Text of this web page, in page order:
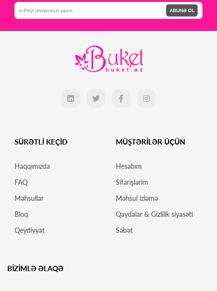
ABUNƏ OL
SÜRƏTLİ KEÇİD
Haqqımızda
FAQ
Məhsullar
Bloq
Qeydiyyat
MÜŞTƏRİLƏR ÜÇÜN
Hesabım
Sifarişlərim
Məhsul izləmə
Qaydalar & Gizlilik siyasəti
Səbət
BİZİMLƏ ƏLAQƏ